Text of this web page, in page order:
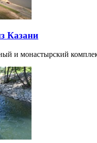
Казани
и монастырский